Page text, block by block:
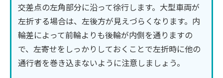
交差点の左角部分に沿って徐行します。大型車両が
左折する場合は、左後方が見えづらくなります。内
輪差によって前輪よりも後輪が内側を通りますの
で、左寄せをしっかりしておくことで左折時に他の
通行者を巻き込まないように注意しましょう。